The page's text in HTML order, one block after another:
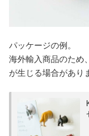
パッケージの例。
海外輸入商品のため
が生じる場合があり